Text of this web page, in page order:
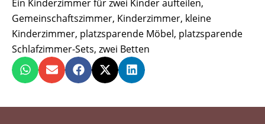
Ein Kinderzimmer für zwei Kinder aufteilen,
Gemeinschaftszimmer, Kinderzimmer, kleine
Kinderzimmer, platzsparende Möbel, platzsparende
Schlafzimmer-Sets, zwei Betten